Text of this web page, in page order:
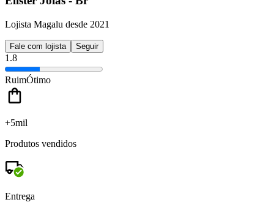
Lojista Magalu desde 2021
Fale com lojista Seguir
1.8
RuimÓtimo
+5mil
Produtos vendidos
Entrega